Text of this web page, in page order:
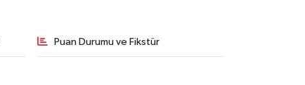
Puan Durumu ve Fikstür